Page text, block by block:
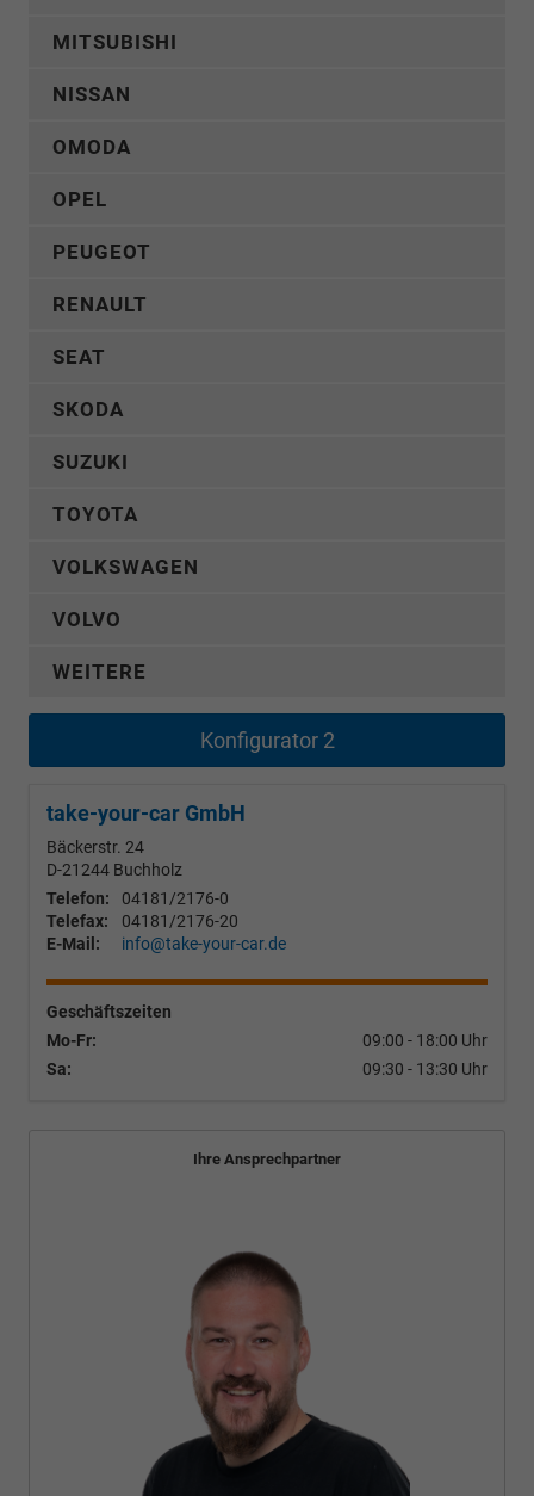
MITSUBISHI
NISSAN
OMODA
OPEL
PEUGEOT
RENAULT
SEAT
SKODA
SUZUKI
TOYOTA
VOLKSWAGEN
VOLVO
WEITERE
Konfigurator 2
take-your-car GmbH
Bäckerstr. 24
D-21244 Buchholz
Telefon:
04181/2176-0
Telefax:
04181/2176-20
E-Mail:
info@take-your-car.de
Geschäftszeiten
Mo-Fr:
09:00 - 18:00 Uhr
Sa:
09:30 - 13:30 Uhr
Ihre Ansprechpartner